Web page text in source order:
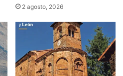
2 agosto, 2026